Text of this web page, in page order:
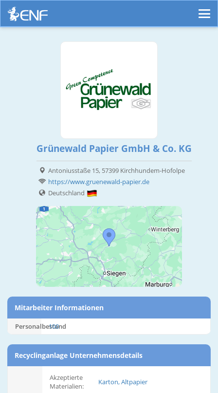
Grünewald Papier GmbH & Co. KG
Antoniusstaße 15, 57399 Kirchhundem-Hofolpe
https://www.gruenewald-papier.de
Deutschland
Mitarbeiter Informationen
Personalbestand
100
Recyclinganlage Unternehmensdetails
Akzeptierte
Materialien:
Karton, Altpapier